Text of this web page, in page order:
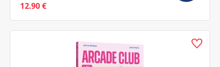
12.90 €